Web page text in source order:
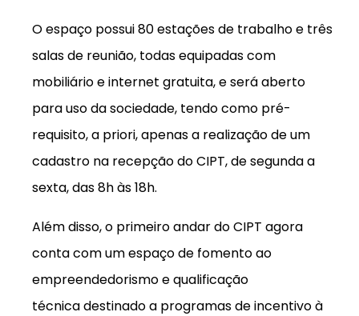
O espaço possui 80 estações de trabalho e três
salas de reunião, todas equipadas com
mobiliário e internet gratuita, e será aberto
para uso da sociedade, tendo como pré-
requisito, a priori, apenas a realização de um
cadastro na recepção do CIPT, de segunda a
sexta, das 8h às 18h.
Além disso, o primeiro andar do CIPT agora
conta com um espaço de fomento ao
empreendedorismo e qualificação
técnica destinado a programas de incentivo à